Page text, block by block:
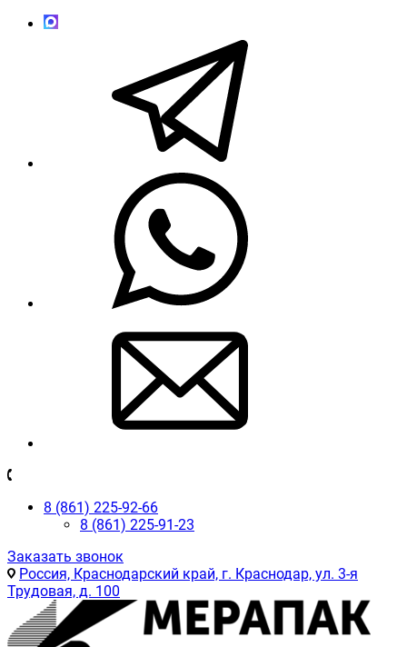
8 (861) 225-92-66
8 (861) 225-91-23
Заказать звонок
Россия, Краснодарский край, г. Краснодар, ул. 3-я
Трудовая, д. 100